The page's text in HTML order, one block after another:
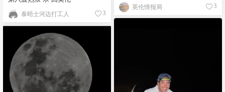
泰晤士河边打工人 3
英伦情报局 3